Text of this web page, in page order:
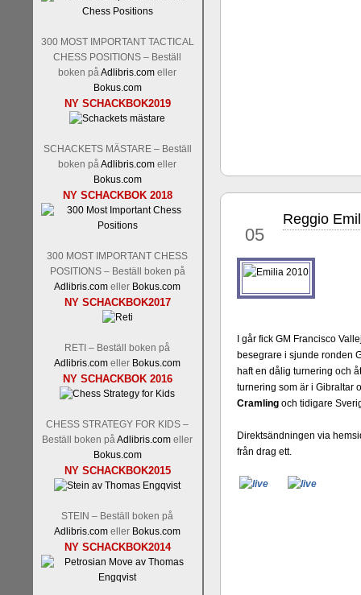
300 MOST IMPORTANT TACTICAL
CHESS POSITIONS – Beställ
boken påAdlibris.com eller
Bokus.com
NY SCHACKBOK2019
SCHACKETS MÄSTARE – Beställ
boken påAdlibris.com eller
Bokus.com
NY SCHACKBOK 2018
300 MOST IMPORTANT CHESS
POSITIONS – Beställ boken på
Adlibris.com eller Bokus.com
NY SCHACKBOK2017
RETI – Beställ boken på
Adlibris.com eller Bokus.com
NY SCHACKBOK 2016
CHESS STRATEGY FOR KIDS –
Beställ boken påAdlibris.com eller
Bokus.com
NY SCHACKBOK2015
STEIN – Beställ boken på
Adlibris.com eller Bokus.com
NY SCHACKBOK2014
Idag börjar
Tom Rydström-GM Thomas
En svensk schackbok -
om Ulf Anderssons
betänketiden så schack bör
Frilansjournalisten och
djupintervjuer med
Uffes angreppspartier med
saknats i den svenska
05
Reggio
I går fick GM Francisco
besegrare i sjunde ronden
haft en dålig turnering och
turnering som är i Gibraltar
Cramlingoch tidigare
Direktsändningen via
från drag ett.